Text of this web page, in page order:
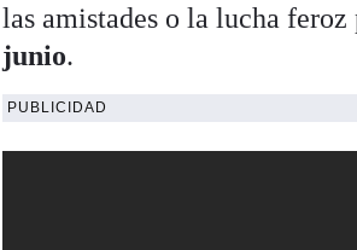
las amistades o la lucha
junio.
PUBLICIDAD